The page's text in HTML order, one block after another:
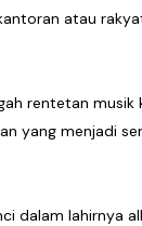
atau
rentetan musik
yang menjadi
dalam lahirnya